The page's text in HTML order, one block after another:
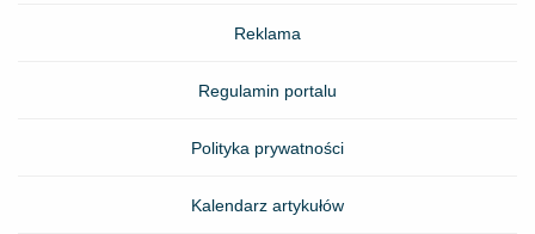
Reklama
Regulamin portalu
Polityka prywatności
Kalendarz artykułów